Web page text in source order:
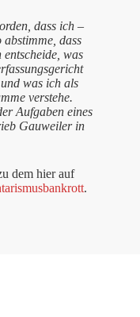
dass ich –
dass
was
was ich als
verstehe.
Aufgaben eines
Gauweiler in
dem hier auf
.